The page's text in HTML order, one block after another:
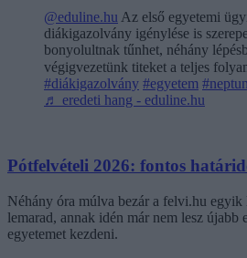
@eduline.hu Az első egyetemi
diákigazolvány igénylése is
bonyolultnak tűnhet, néhány
végigvezetünk titeket a teljes
#diákigazolvány #egyetem #neptun
♬ eredeti hang - eduline.hu
Pótfelvételi 2026: fontos
Néhány óra múlva bezár a felvi.hu
lemarad, annak idén már nem lesz újabb
egyetemet kezdeni.